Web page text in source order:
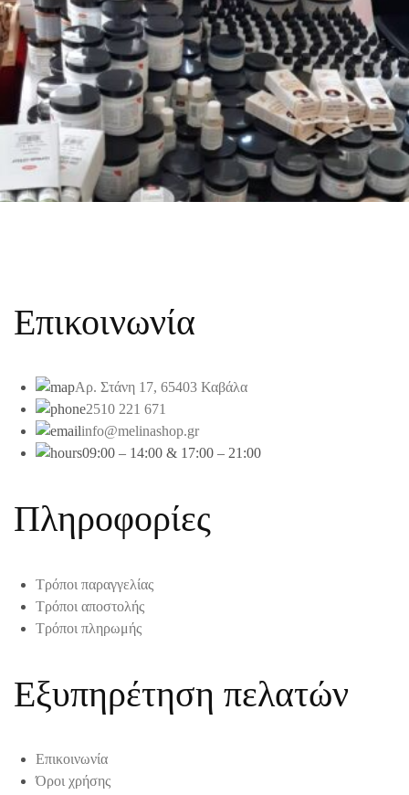
Επικοινωνία
Αρ. Στάνη 17, 65403 Καβάλα
2510 221 671
info@melinashop.gr
09:00 – 14:00 & 17:00 – 21:00
Πληροφορίες
Τρόποι παραγγελίας
Τρόποι αποστολής
Τρόποι πληρωμής
Εξυπηρέτηση πελατών
Επικοινωνία
Όροι χρήσης